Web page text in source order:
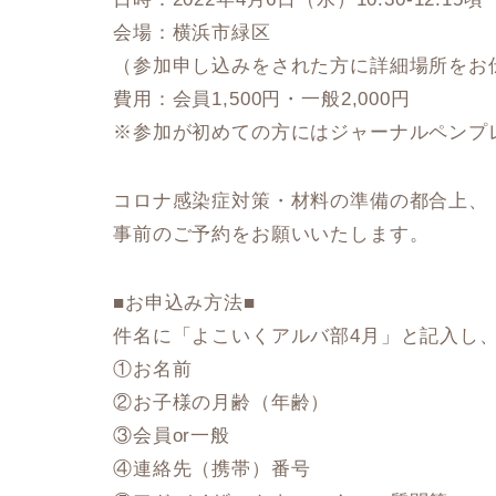
会場：横浜市緑区
（参加申し込みをされた方に詳細場所を
費用：会員1,500円・一般2,000円
※参加が初めての方にはジャーナルペンプ
コロナ感染症対策・材料の準備の都合上、
事前のご予約をお願いいたします。
■お申込み方法■
件名に「よこいくアルバ部4月」と記入し
①お名前
②お子様の月齢（年齢）
③会員or一般
④連絡先（携帯）番号